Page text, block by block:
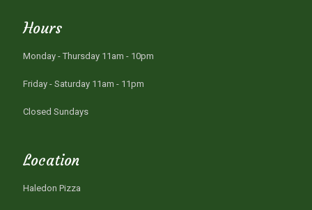
Hours
Monday - Thursday 11am - 10pm
Friday - Saturday 11am - 11pm
Closed Sundays
Location
Haledon Pizza